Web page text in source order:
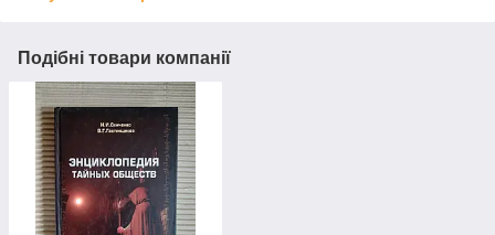
Подібні товари компанії